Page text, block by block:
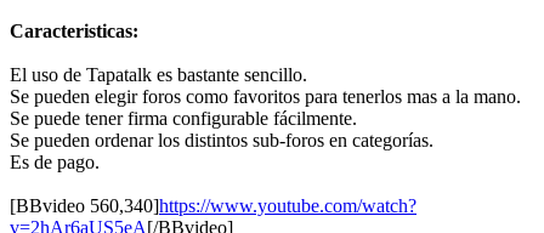
Caracteristicas:
El uso de Tapatalk es bastante sencillo.
Se pueden elegir foros como favoritos para tenerlos mas a la mano.
Se puede tener firma configurable fácilmente.
Se pueden ordenar los distintos sub-foros en categorías.
Es de pago.
[BBvideo 560,340]https://www.youtube.com/watch?
v=2hAr6aUS5eA[/BBvideo]